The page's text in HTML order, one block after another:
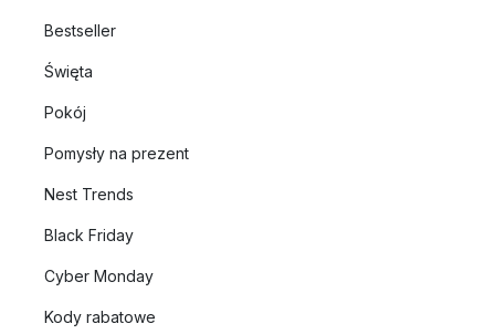
Bestseller
Święta
Pokój
Pomysły na prezent
Nest Trends
Black Friday
Cyber Monday
Kody rabatowe